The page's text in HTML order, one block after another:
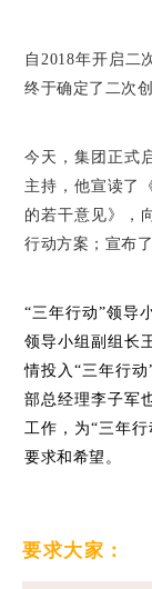
自2018年开启二
终于确定了二次
今天，集团正式
主持，他宣读了
的若干意见》，
行动方案； 宣布
“三年行动”领导
领导小组副组长
情投入“三年行动
部总经理李子军
工作，为“三年行
要求和希望。
要求大家：